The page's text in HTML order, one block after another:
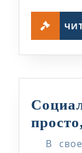
В